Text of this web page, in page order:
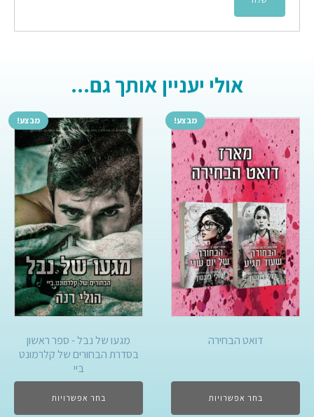
אולי יעניין אותך גם...
מבצע!
דואט הבחירה
בחר אפשרויות
מבצע!
מגעו של נבל - ספר ראשון
בסדרת הבחורים של קלרמונט
ביי
בחר אפשרויות